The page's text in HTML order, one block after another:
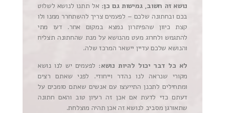
נושא זה חשוב, גמישות גם כן: אל תתנו לנושא לשלוט
בכם ובחתונה שלכם – לפעמים צריך להשתחרר ממנו ולו
קצת כיוון שהפיתרון נמצא במקום אחר. דעו מתי
להתגמש ולחרוג מעט מהנושא על מנת שהחתונה תצליח
והנושא שלכם עדיין יישאר המרכז שלה.
לא כל דבר יכול להיות נושא: לפעמים יש לנו נושא
מקורי שנראה לנו נהדר וייחודי. לפני שאתם רצים
ומתחילים לתכנן התייעצו עם אנשים שאתם סומכים על
דעתם כדי לדעת אם אכן זה רעיון טוב והאם חתונה
שתאורגן מסביב לנושא זה אכן תהיה מוצלחת.